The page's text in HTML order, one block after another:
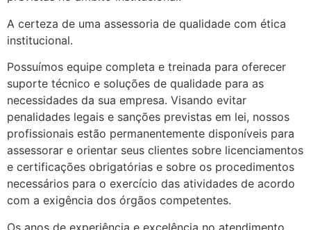
A certeza de uma assessoria de qualidade com ética
institucional.
Possuímos equipe completa e treinada para oferecer
suporte técnico e soluções de qualidade para as
necessidades da sua empresa. Visando evitar
penalidades legais e sanções previstas em lei, nossos
profissionais estão permanentemente disponíveis para
assessorar e orientar seus clientes sobre licenciamentos
e certificações obrigatórias e sobre os procedimentos
necessários para o exercício das atividades de acordo
com a exigência dos órgãos competentes.
Os anos de experiência e excelência no atendimento